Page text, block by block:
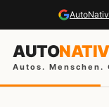
AUTO
Autos. Menschen.